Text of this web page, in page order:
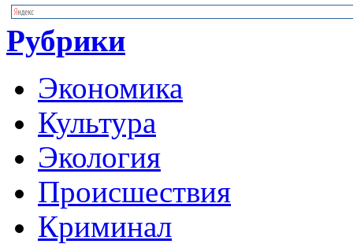
Рубрики
Экономика
Культура
Экология
Происшествия
Криминал